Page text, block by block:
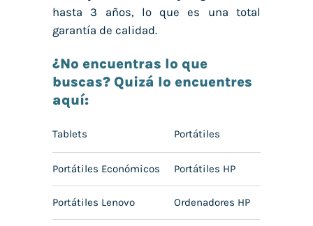
hasta 3 años, lo que es una total
garantía de calidad.
¿No encuentras lo que
buscas? Quizá lo encuentres
aquí:
Tablets Portátiles
Portátiles Económicos Portátiles HP
Portátiles Lenovo Ordenadores HP